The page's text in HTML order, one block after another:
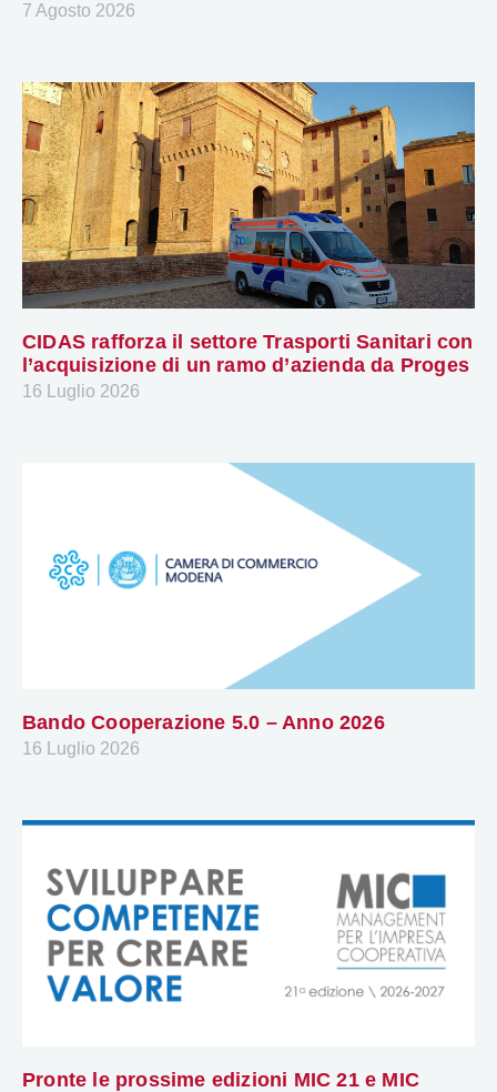
7 Agosto 2026
CIDAS rafforza il settore Trasporti Sanitari con
l’acquisizione di un ramo d’azienda da Proges
16 Luglio 2026
Bando Cooperazione 5.0 – Anno 2026
16 Luglio 2026
Pronte le prossime edizioni MIC 21 e MIC